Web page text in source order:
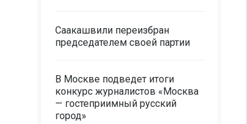
Саакашвили переизбран
председателем своей партии
В Москве подведет итоги
конкурс журналистов «Москва
— гостеприимный русский
город»